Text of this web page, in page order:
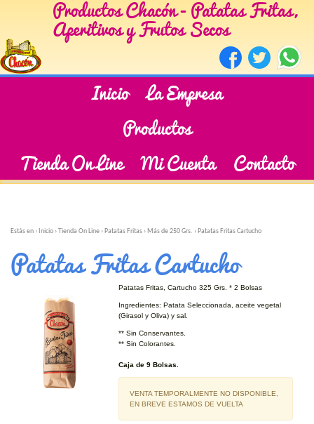
Productos Chacón - Patatas Fritas,
Aperitivos y Frutos Secos
Inicio La Empresa
Productos
Tienda On Line Mi Cuenta Contacto
Estás en › Inicio ›Tienda On Line › Patatas Fritas › Más de 250 Grs. › Patatas Fritas Cartucho
Patatas Fritas Cartucho
Patatas Fritas, Cartucho 325 Grs. * 2 Bolsas
Ingredientes: Patata Seleccionada, aceite vegetal
(Girasol y Oliva) y sal.
** Sin Conservantes.
** Sin Colorantes.
Caja de 9 Bolsas.
VENTA TEMPORALMENTE NO DISPONIBLE,
EN BREVE ESTAMOS DE VUELTA